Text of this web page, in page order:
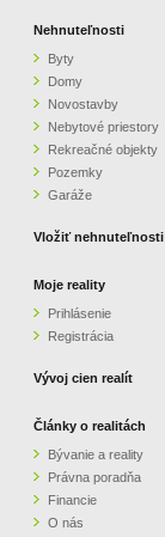
Nehnuteľnosti
Byty
Domy
Novostavby
Nebytové priestory
Rekreačné objekty
Pozemky
Garáže
Vložiť nehnuteľnosti
Moje reality
Prihlásenie
Registrácia
Vývoj cien realít
Články o realitách
Bývanie a reality
Právna poradňa
Financie
O nás